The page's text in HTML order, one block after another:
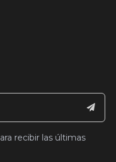
recibir las últimas